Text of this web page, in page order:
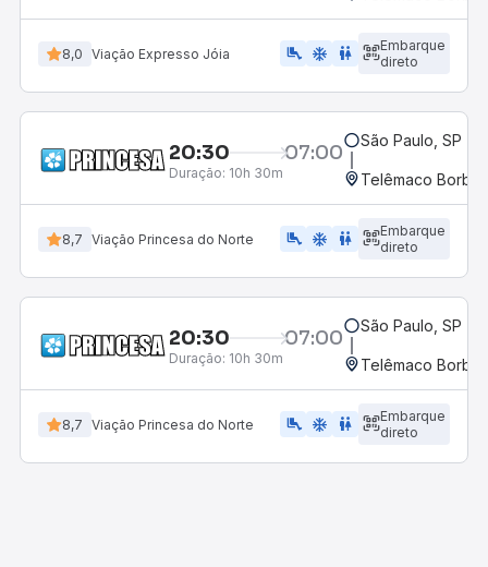
8,0 Viação Expresso Jóia airline_seat_legroom_extra ac_unit WC
Embarque
direto
20:30 07:00
Duração: 10h 30m
São Paulo, SP -
Telêmaco Borba,
8,7 Viação Princesa do Norte airline_seat_legroom_extra ac_unit WC
Embarque
direto
20:30 07:00
Duração: 10h 30m
São Paulo, SP -
Telêmaco Borba,
8,7 Viação Princesa do Norte airline_seat_legroom_extra ac_unit wc
Embarque
direto